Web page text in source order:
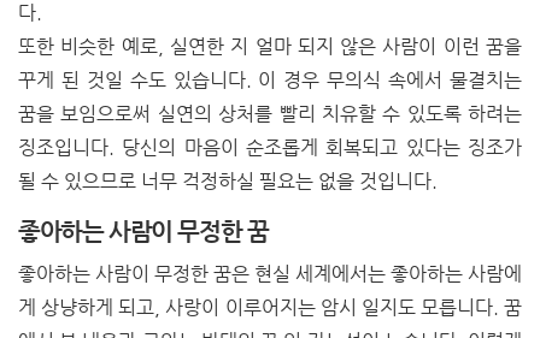
다.
또한 비슷한 예로, 실연한 지
얼마 되지 않은 사람이 이런 꿈을
꾸게 된 것일 수도 있습니다. 이 경우 무의식 속에서 물결치는
꿈을 보임으로써 실연의 상처를 빨리 치유할 수 있도록 하려는
징조입니다. 당신의 마음이 순조롭게 회복되고 있다는 징조가
될 수 있으므로 너무 걱정하실 필요는 없을 것입니다.
좋아하는 사람이 무정한 꿈
좋아하는 사람이 무정한 꿈은 현실 세계에서는 좋아하는 사람에
게 상냥하게 되고, 사랑이 이루어지는 암시 일지도 모릅니다. 꿈